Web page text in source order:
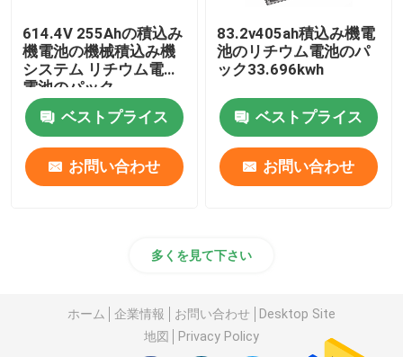
614.4V 255Ahの積込み
機電池の機械積込み機
システム リチウム電池
電池のパック
ベストプライス
お問い合わせ
83.2v405ah積込み機電
池のリチウム電池のパ
ック33.696kwh
ベストプライス
お問い合わせ
多くを見て下さい
ホーム 企業情報 お問い合わせ
Desktop Site
地図
Privacy Policy